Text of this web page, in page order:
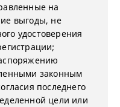
на
выгоды, не
удостоверения
законным
последнего
цели или